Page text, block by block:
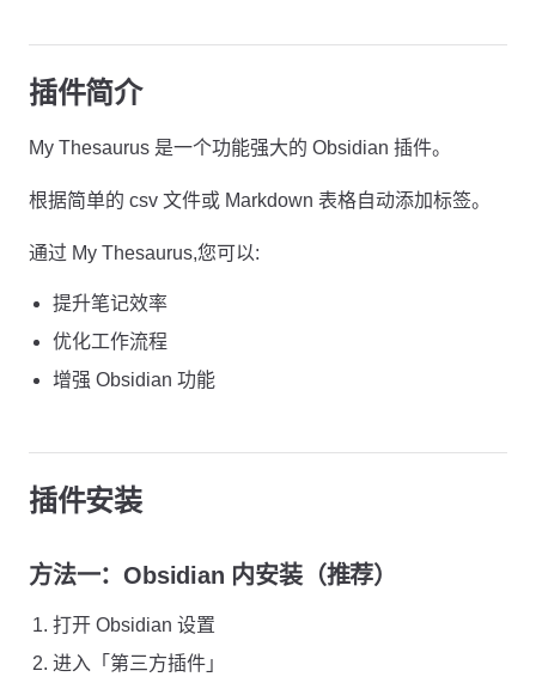
插件简介
My Thesaurus 是一个功能强大的 Obsidian 插件。
根据简单的 csv 文件或 Markdown 表格自动添加标签。
通过 My Thesaurus,您可以:
提升笔记效率
优化工作流程
增强 Obsidian 功能
插件安装
方法一：Obsidian 内安装（推荐）
打开 Obsidian 设置
进入「第三方插件」